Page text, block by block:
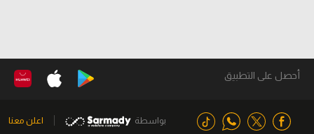
أحصل على التطبيق
بواسطة اعلن معنا